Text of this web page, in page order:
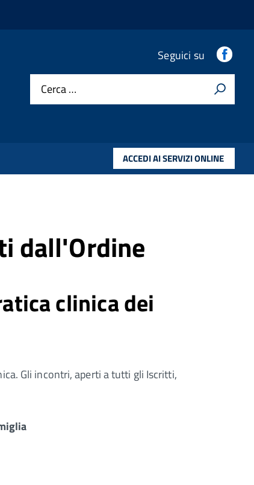
Seguici su
Cerca …
ACCEDI AI SERVIZI ONLINE
dall'Ordine
clinica dei
Gli incontri, aperti a tutti gli Iscritti,